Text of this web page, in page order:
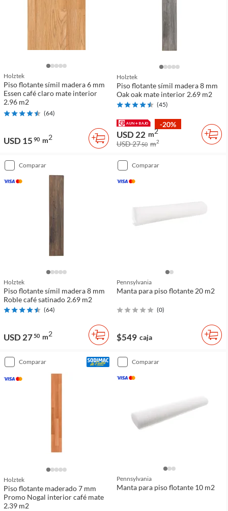
Holztek
Piso flotante símil madera 6 mm
Essen café claro mate interior
2.96 m2
(64)
USD 15 90 m2
Holztek
Piso flotante símil madera 8 mm
Oak oak mate interior 2.69 m2
(45)
-20%
USD 22 m2
USD 2750 m2
comparar
Holztek
Piso flotante símil madera 8 mm
Roble café satinado 2.69 m2
(64)
USD 2750 m2
comparar
Pennsylvania
Manta para piso flotante 20 m2
(0)
$549 caja
comparar
Holztek
Piso flotante maderado 7 mm
Promo Nogal interior café mate
2.39 m2
comparar
Pennsylvania
Manta para piso flotante 10 m2